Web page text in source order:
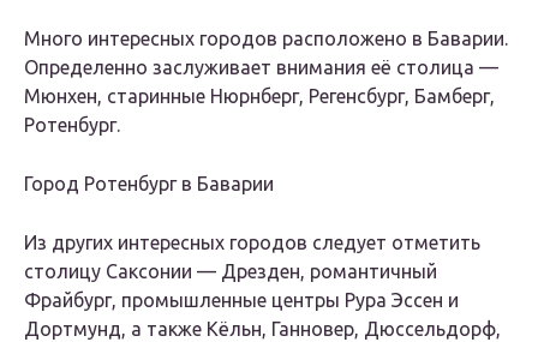
Много интересных городов расположено в Баварии.
Определенно заслуживает внимания её столица —
Мюнхен, старинные Нюрнберг, Регенсбург, Бамберг,
Ротенбург.
Город Ротенбург в Баварии
Из других интересных городов следует отметить
столицу Саксонии — Дрезден, романтичный
Фрайбург, промышленные центры Рура Эссен и
Дортмунд, а также Кёльн, Ганновер, Дюссельдорф,